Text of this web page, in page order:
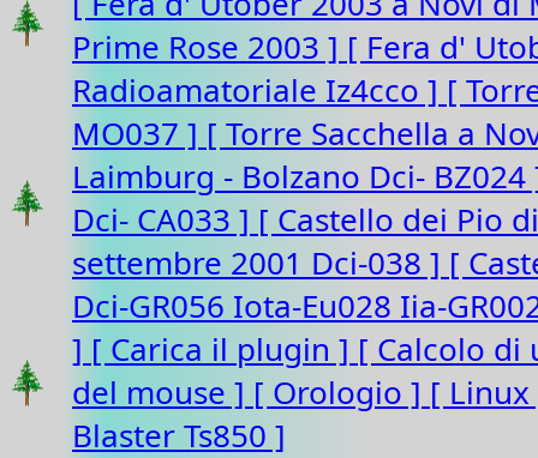
Prime Rose 2003 ] [ Fera d'
Radioamatoriale Iz4cco ] [
MO037 ] [ Torre Sacchella a
Laimburg - Bolzano Dci-
Dci- CA033 ] [ Castello dei Pio
settembre 2001 Dci-038 ] [
Dci-GR056 Iota-Eu028 Iia-
] [ Carica il plugin ] [ Calcolo
del mouse ] [ Orologio ] [
Blaster Ts850 ]